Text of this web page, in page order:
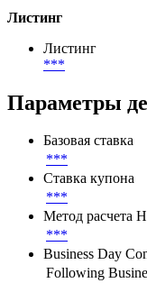
Листинг
Листинг
***
Параметры
Базовая ставка
***
Ставка купона
***
Метод расчета
***
Business Day
Following